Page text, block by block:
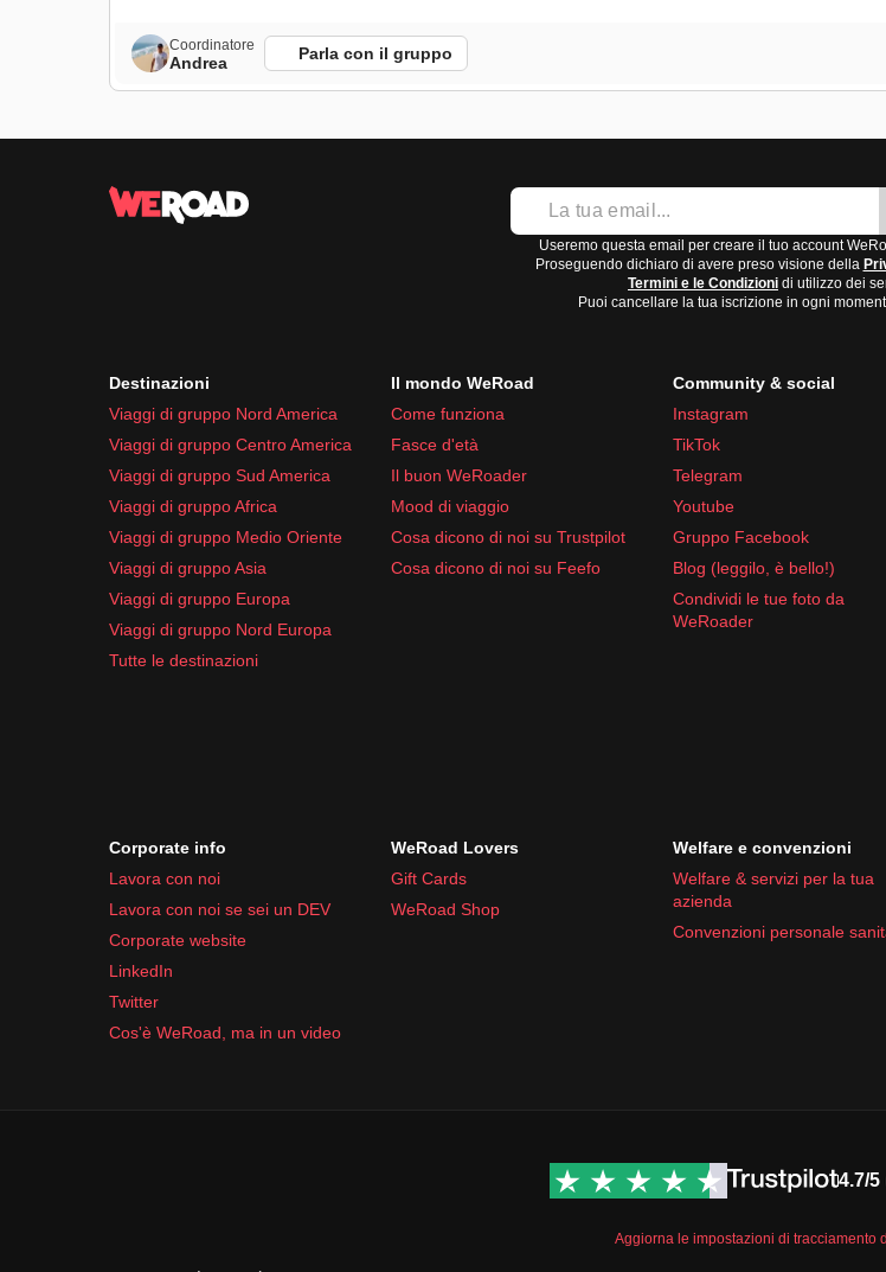
Coordinatore
Andrea Parla con il gruppo
Useremo questa email per creare il tuo account
Proseguendo dichiaro di avere preso visione della
Termini e le Condizioni di utilizzo dei
Puoi cancellare la tua iscrizione in ogni
Destinazioni
Viaggi di gruppo Nord America
Viaggi di gruppo Centro America
Viaggi di gruppo Sud America
Viaggi di gruppo Africa
Viaggi di gruppo Medio Oriente
Viaggi di gruppo Asia
Viaggi di gruppo Europa
Viaggi di gruppo Nord Europa
Tutte le destinazioni
Il mondo WeRoad
Come funziona
Fasce d'età
Il buon WeRoader
Mood di viaggio
Cosa dicono di noi su Trustpilot
Cosa dicono di noi su Feefo
Community & social
Instagram
TikTok
Telegram
Youtube
Gruppo Facebook
Blog (leggilo, è bello!)
Condividi le tue foto da
WeRoader
Corporate info
Lavora con noi
Lavora con noi se sei un DEV
Corporate website
LinkedIn
Twitter
Cos'è WeRoad, ma in un video
WeRoad Lovers
Gift Cards
WeRoad Shop
Welfare e convenzioni
Welfare & servizi per la tua
azienda
Convenzioni personale
4.7/5
Aggiorna le impostazioni di tracciamento